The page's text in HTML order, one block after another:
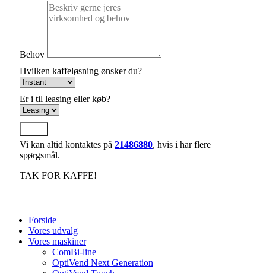
Behov
Hvilken kaffeløsning ønsker du?
Er i til leasing eller køb?
Vi kan altid kontaktes på 21486880, hvis i har flere
spørgsmål.
TAK FOR KAFFE!
Forside
Vores udvalg
Vores maskiner
ComBi-line
OptiVend Next Generation